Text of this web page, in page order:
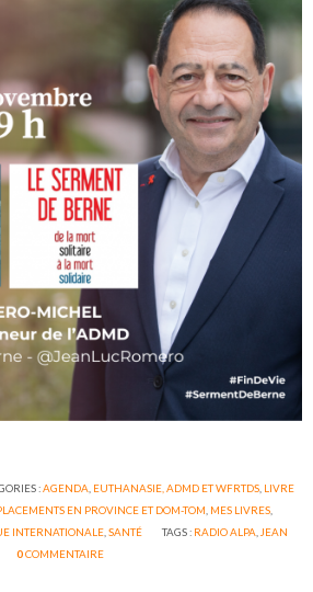
:AGENDA EUTHANASIE, ADMD ET WFRTDS, LIVRE
EN PROVINCE ET DOM-TOM MES LIVRES
INTERNATIONALE ,SANTÉ TAGS : RADIO ALPA JEAN
0COMMENTAIRE